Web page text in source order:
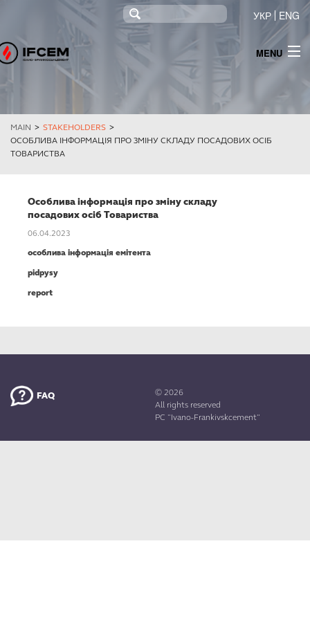
УКР ENG
MENU
PRODUCTS
INFORMATION FOR SHAREHOLDERS AND STAKEHOLDERS
CONTACTS
MAIN > STAKEHOLDERS >
ОСОБЛИВА ІНФОРМАЦІЯ ПРО ЗМІНУ СКЛАДУ ПОСАДОВИХ ОСІБ
ТОВАРИСТВА
Особлива інформація про зміну складу
посадових осіб Товариства
06.04.2023
особлива інформація емітента
pidpysy
report
FAQ
© 2026
All rights reserved
PC "Ivano-Frankivskcement"